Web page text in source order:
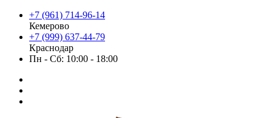
+7 (961) 714-96-14
Кемерово
+7 (999) 637-44-79
Краснодар
Пн - Сб: 10:00 - 18:00